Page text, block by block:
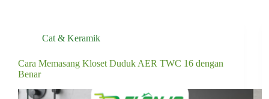
Cat & Keramik
Cara Memasang Kloset Duduk AER TWC 16 dengan
Benar